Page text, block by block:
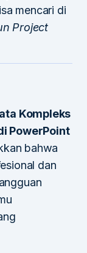
mencari di
Project
Kompleks
PowerPoint
bahwa
dan